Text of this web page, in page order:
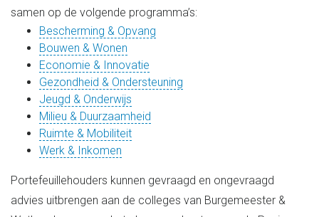
samen op de volgende programma’s:
Bescherming & Opvang
Bouwen & Wonen
Economie & Innovatie
Gezondheid & Ondersteuning
Jeugd & Onderwijs
Milieu & Duurzaamheid
Ruimte & Mobiliteit
Werk & Inkomen
Portefeuillehouders kunnen gevraagd en ongevraagd
advies uitbrengen aan de colleges van Burgemeester &